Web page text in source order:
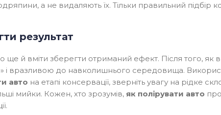
а не видаляють їх. Тільки правильний підбір
результат
ще й вміти зберегти отриманий ефект. Після того, як
і вразливою до навколишнього середовища.
авто на етапі консервації, зверніть увагу на рідке
мийки. Кожен, хто зрозумів, як полірувати авто